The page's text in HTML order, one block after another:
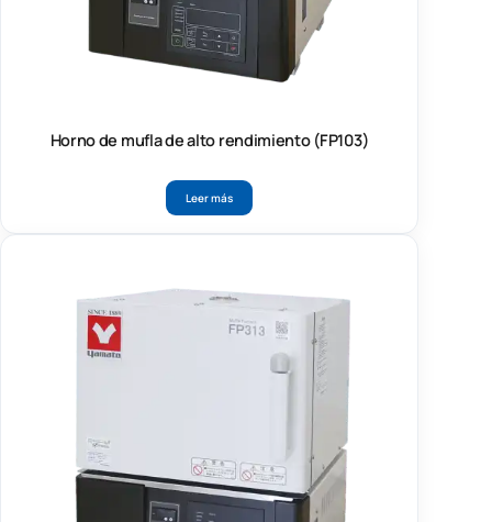
Horno de mufla de alto rendimiento (FP103)
Leer más